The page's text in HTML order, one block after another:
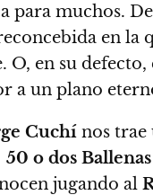
para muchos.
en la
en su
a un plano
Cuchí nos trae
50 o dos
jugando al